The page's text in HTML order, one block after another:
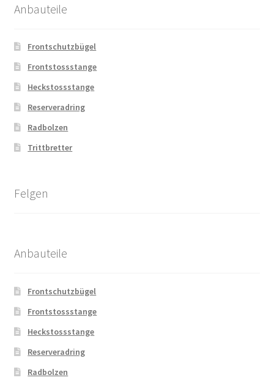
Anbauteile
Frontschutzbügel
Frontstossstange
Heckstossstange
Reserveradring
Radbolzen
Trittbretter
Felgen
Anbauteile
Frontschutzbügel
Frontstossstange
Heckstossstange
Reserveradring
Radbolzen